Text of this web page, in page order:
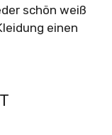
schön weiß
einen